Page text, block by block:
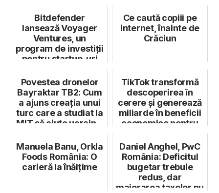
Bitdefender
lansează Voyager
Ventures, un
program de investiții
pentru startup-uri
Ce caută copiii pe
internet, înainte de
Crăciun
Povestea dronelor
Bayraktar TB2: Cum
a ajuns creația unui
turc care a studiat la
MIT să ajute ucrain...
TikTok transformă
descoperirea în
cerere și generează
miliarde în beneficii
economice pentru
Manuela Banu, Orkla
Foods România: O
carieră la înălțime
Daniel Anghel, PwC
România: Deficitul
bugetar trebuie
redus, dar
majorarea taxelor nu